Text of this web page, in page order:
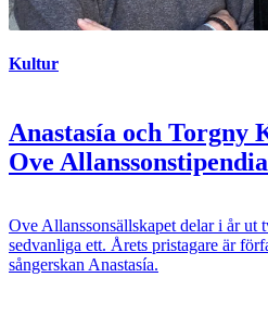
Kultur
Anastasía och Torgny
Ove
Ove Allanssonsällskapet delar i år ut
sedvanliga ett. Årets pristagare är
sångerskan Anastasía.